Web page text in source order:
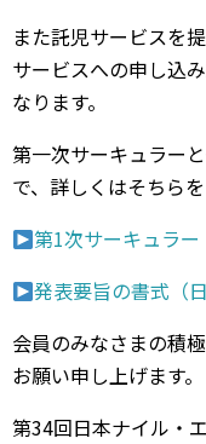
また託児サービスを
サービスへの申し込
なります。
第一次サーキュラー
で、詳しくはそちら
第1次サーキュラ
発表要旨の書式（
会員のみなさまの積
お願い申し上げます。
第34回日本ナイル・